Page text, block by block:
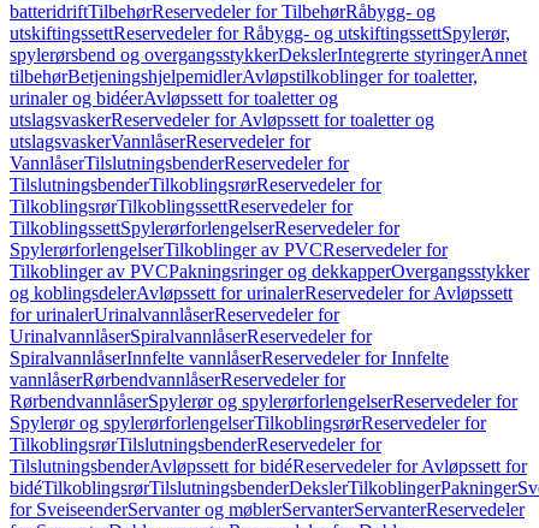
batteridriftTilbehørReservedeler for TilbehørRåbygg- og
utskiftingssettReservedeler for Råbygg- og utskiftingssettSpylerør,
spylerørsbend og overgangsstykkerDekslerIntegrerte styringerAnnet
tilbehørBetjeningshjelpemidlerAvløpstilkoblinger for toaletter,
urinaler og bidéerAvløpssett for toaletter og
utslagsvaskerReservedeler for Avløpssett for toaletter og
utslagsvaskerVannlåserReservedeler for
VannlåserTilslutningsbenderReservedeler for
TilslutningsbenderTilkoblingsrørReservedeler for
TilkoblingsrørTilkoblingssettReservedeler for
TilkoblingssettSpylerørforlengelserReservedeler for
SpylerørforlengelserTilkoblinger av PVCReservedeler for
Tilkoblinger av PVCPakningsringer og dekkapperOvergangsstykker
og koblingsdelerAvløpssett for urinalerReservedeler for Avløpssett
for urinalerUrinalvannlåserReservedeler for
UrinalvannlåserSpiralvannlåserReservedeler for
SpiralvannlåserInnfelte vannlåserReservedeler for Innfelte
vannlåserRørbendvannlåserReservedeler for
RørbendvannlåserSpylerør og spylerørforlengelserReservedeler for
Spylerør og spylerørforlengelserTilkoblingsrørReservedeler for
TilkoblingsrørTilslutningsbenderReservedeler for
TilslutningsbenderAvløpssett for bidéReservedeler for Avløpssett for
bidéTilkoblingsrørTilslutningsbenderDekslerTilkoblingerPakninger
for SveiseenderServanter og møblerServanterServanterReservedeler